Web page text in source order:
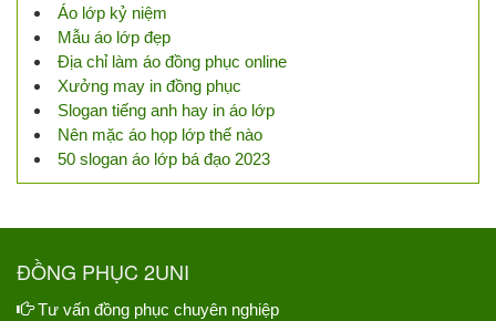
Áo lớp kỷ niệm
Mẫu áo lớp đẹp
Địa chỉ làm áo đồng phục online
Xưởng may in đồng phục
Slogan tiếng anh hay in áo lớp
Nên mặc áo họp lớp thế nào
50 slogan áo lớp bá đạo 2023
ĐỒNG PHỤC 2UNI
Tư vấn đồng phục chuyên nghiệp